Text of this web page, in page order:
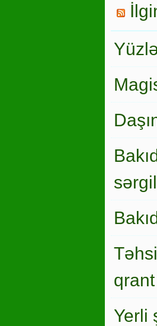
Yerli